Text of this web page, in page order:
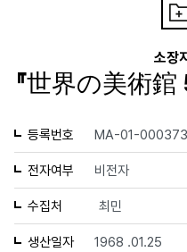
소장
『世界の美術
등록번호 MA-01-
전자여부 비전자
수집처 최민
생산일자 1968 .01.25